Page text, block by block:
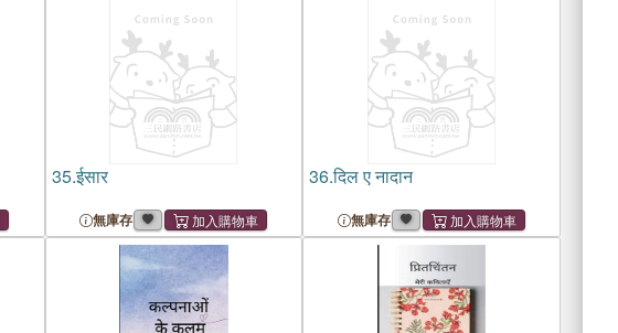
35.ईसार
無庫存
36.दिल ए नादान
無庫存